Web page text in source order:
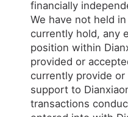
financially
We have not held
currently hold, any
position within
provided or
currently provide or
support to
transactions